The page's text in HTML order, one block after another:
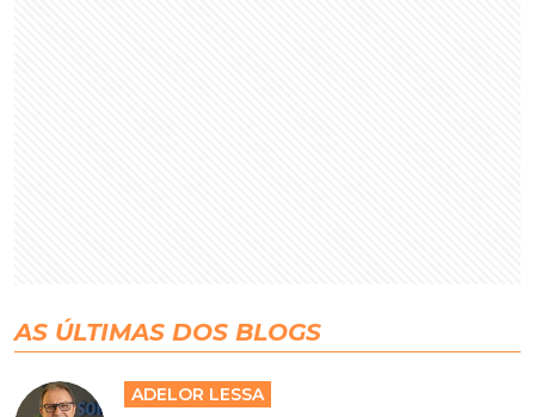
AS ÚLTIMAS DOS BLOGS
ADELOR LESSA